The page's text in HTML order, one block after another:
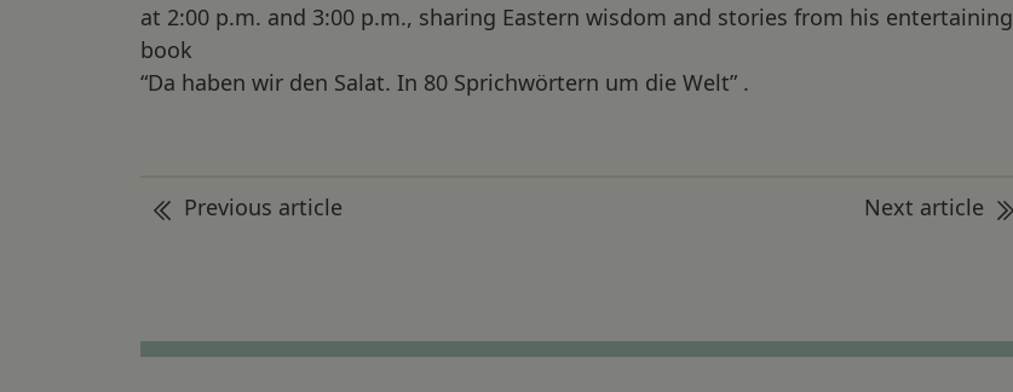
at 2:00 p.m. and 3:00 p.m., sharing Eastern wisdom and stories from his entertaining
book
“Da haben wir den Salat. In 80 Sprichwörtern um die Welt” .
Post
Previous article Next article